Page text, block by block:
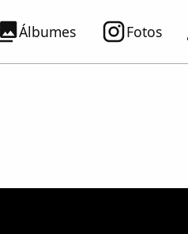
Álbumes Fotos